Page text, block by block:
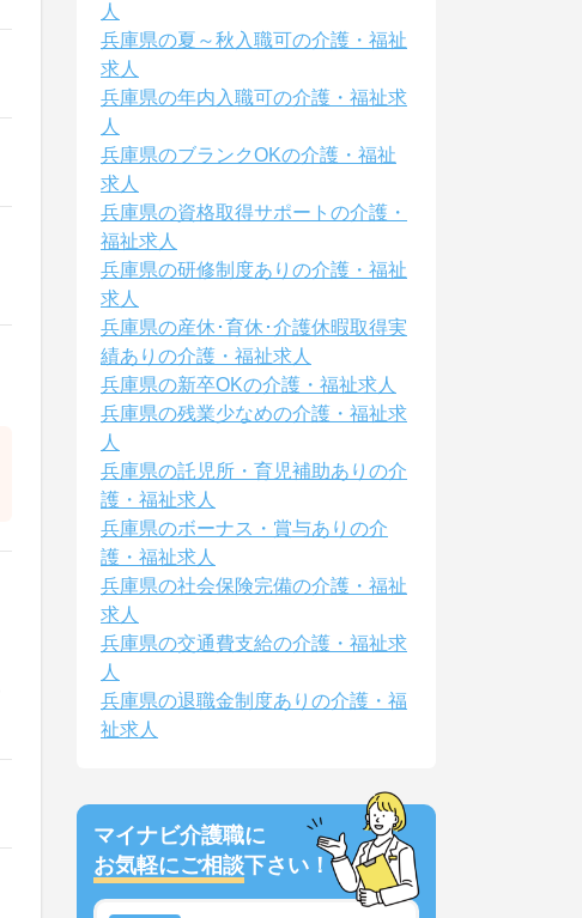
人
兵庫県の夏～秋入職可の介護・福祉
求人
兵庫県の年内入職可の介護・福祉求
人
兵庫県のブランクOKの介護・福祉
求人
兵庫県の資格取得サポートの介護・
福祉求人
兵庫県の研修制度ありの介護・福祉
求人
兵庫県の産休･育休･介護休暇取得実
績ありの介護・福祉求人
兵庫県の新卒OKの介護・福祉求人
兵庫県の残業少なめの介護・福祉求
人
兵庫県の託児所・育児補助ありの介
護・福祉求人
兵庫県のボーナス・賞与ありの介
護・福祉求人
兵庫県の社会保険完備の介護・福祉
求人
兵庫県の交通費支給の介護・福祉求
人
兵庫県の退職金制度ありの介護・福
祉求人
マイナビ介護職に
お気軽にご相談下さい！